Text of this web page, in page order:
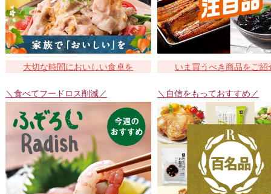
大切な時間においしい食卓を いま買うべき商品をご紹
＼食べてフードロス削減／ ＼自信をもっておすすめ／